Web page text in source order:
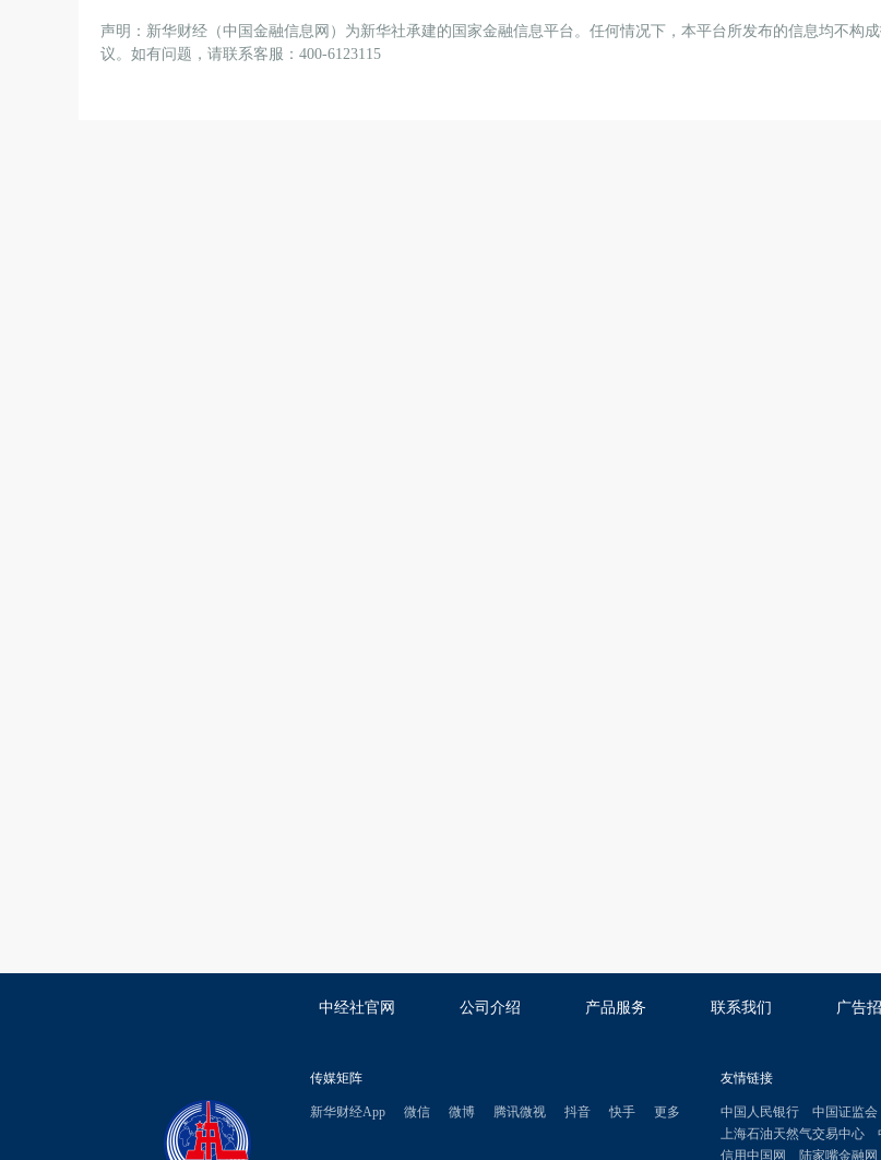
声明：新华财经（中国金融信息网）为新华社承建的国家金融信息平台。任何情况下，本平台所发布的信息均不构
议。如有问题，请联系客服：400-6123115
中经社官网 公司介绍 产品服务 联系我们 广告
传媒矩阵
新华财经App 微信 微博 腾讯微视 抖音 快手 更多
友情链接
中国人民银行 中国证监会
上海石油天然气交易中心
信用中国网
陆家嘴金融网